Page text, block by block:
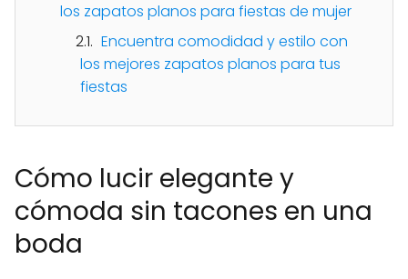
los zapatos planos para fiestas de mujer
Encuentra comodidad y estilo con
los mejores zapatos planos para tus
fiestas
Cómo lucir elegante y
cómoda sin tacones en una
boda